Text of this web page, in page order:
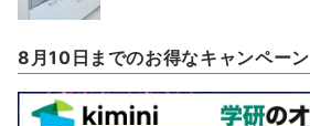
8月10日までのお得なキャンペーン